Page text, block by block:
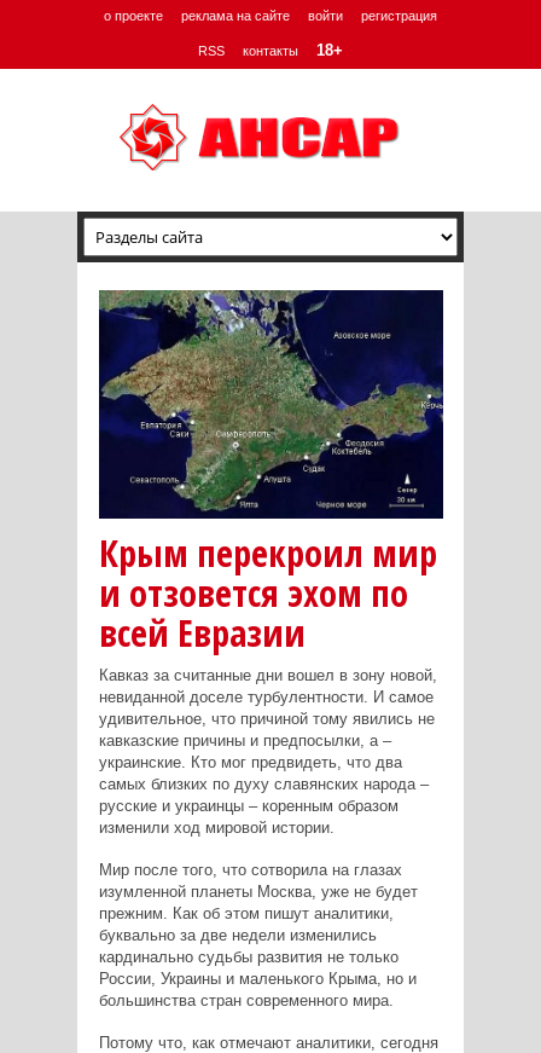
о проекте реклама на сайте войти регистрация
RSS контакты 18+
Крым перекроил мир
и отзовется эхом по
всей Евразии
Кавказ за считанные дни вошел в зону новой,
невиданной доселе турбулентности. И самое
удивительное, что причиной тому явились не
кавказские причины и предпосылки, а –
украинские. Кто мог предвидеть, что два
самых близких по духу славянских народа –
русские и украинцы – коренным образом
изменили ход мировой истории.
Мир после того, что сотворила на глазах
изумленной планеты Москва, уже не будет
прежним. Как об этом пишут аналитики,
буквально за две недели изменились
кардинально судьбы развития не только
России, Украины и маленького Крыма, но и
большинства стран современного мира.
Потому что, как отмечают аналитики, сегодня